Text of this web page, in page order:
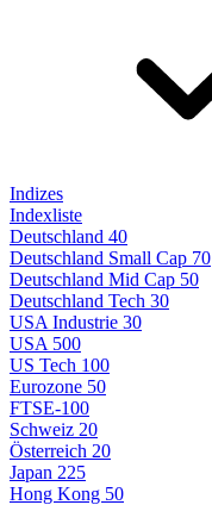
Indizes
Indexliste
Deutschland 40
Deutschland Small Cap 70
Deutschland Mid Cap 50
Deutschland Tech 30
USA Industrie 30
USA 500
US Tech 100
Eurozone 50
FTSE-100
Schweiz 20
Österreich 20
Japan 225
Hong Kong 50